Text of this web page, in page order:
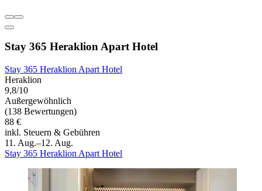
Stay 365 Heraklion Apart Hotel
Stay 365 Heraklion Apart Hotel
Heraklion
9,8/10
Außergewöhnlich
(138 Bewertungen)
88 €
inkl. Steuern & Gebühren
11. Aug.–12. Aug.
Stay 365 Heraklion Apart Hotel